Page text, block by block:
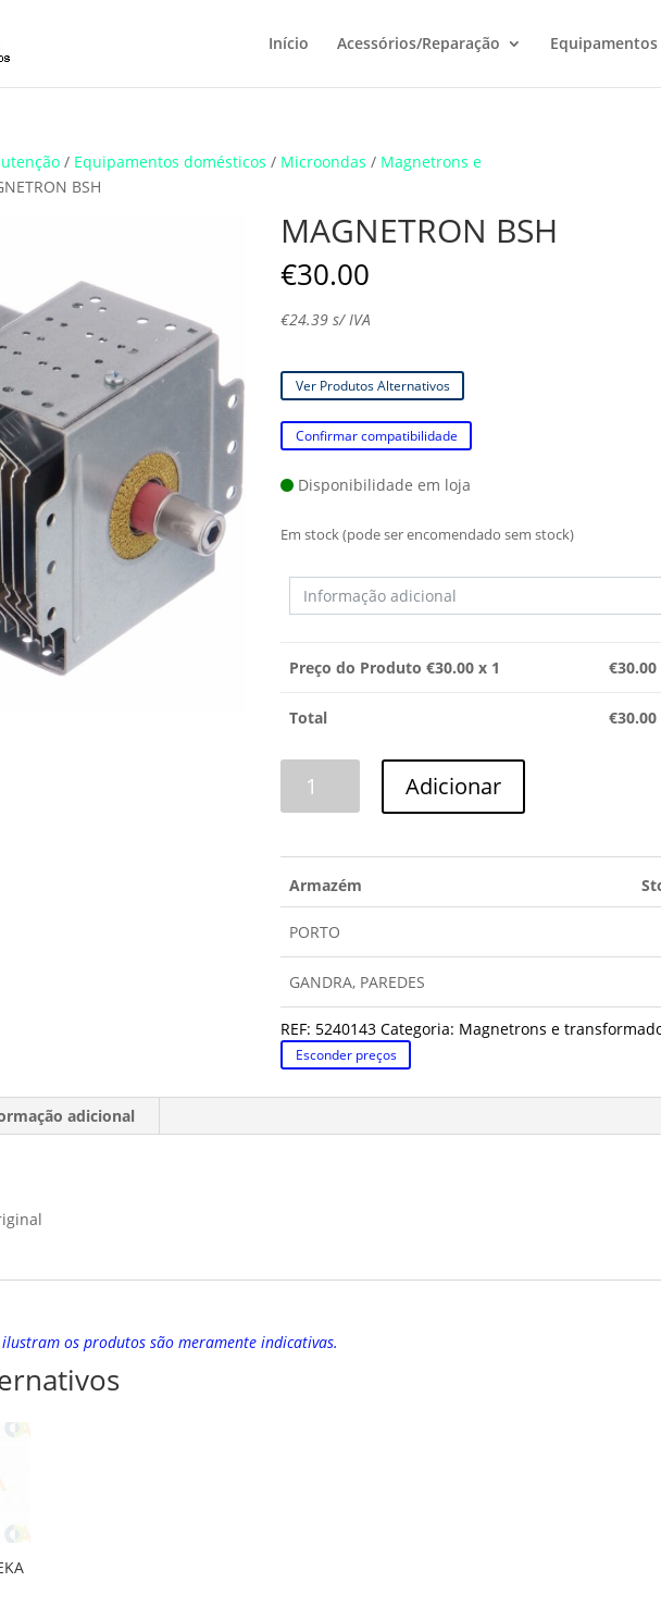
Início Acessórios/Reparação
/ Equipamentos domésticos / Microondas / Magnetrons e
BSH
MAGNETRON BSH
€30.00
€24.39 s/ IVA
Ver Produtos Alternativos
Confirmar compatibilidade
Disponibilidade em loja
Em stock (pode ser encomendado sem stock)
Preço do Produto €30.00 x 1 €30.00
Total €30.00
Adicionar
Armazém
PORTO
GANDRA, PAREDES
REF: 5240143 Categoria: Magnetrons e
Esconder preços
adicional
os produtos são meramente indicativas.